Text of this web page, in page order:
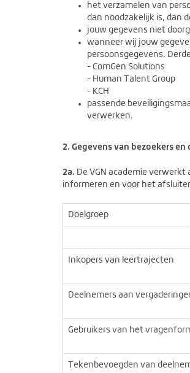
het verzamelen van
dan noodzakelijk is, dan
jouw gegevens niet
wanneer wij jouw
persoonsgegevens.
- ComGen Solutions
- Human Talent Group
- KCH
passende
verwerken.
2. Gegevens van bezoekers en
2a. De VGN academie
informeren en voor het
Doelgroep
Inkopers van leertrajecten
Deelnemers aan
Gebruikers van het
Tekenbevoegden van